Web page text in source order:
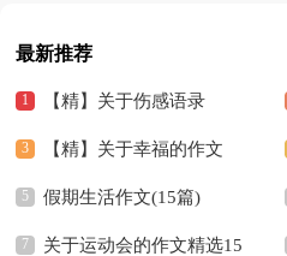
最新推荐
【精】关于伤感语录
【精】关于幸福的作文
假期生活作文(15篇)
关于运动会的作文精选15